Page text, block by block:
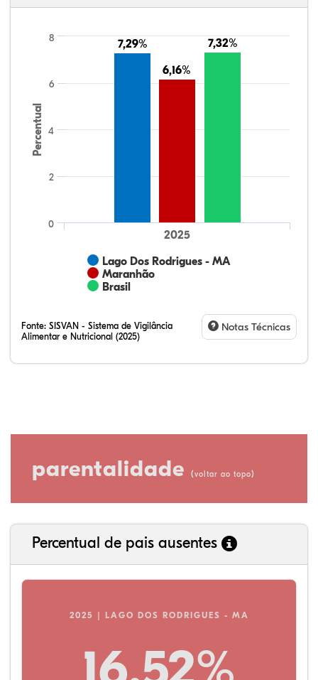
Percentual
7,29%
7,29%
6,16%
6,16%
7,32%
7,32%
Lago Dos Rodrigues - MA
Maranhão
Brasil
2025
0
2
4
6
8
Fonte: SISVAN - Sistema de Vigilância
Alimentar e Nutricional (2025)
Notas Técnicas
parentalidade (voltar ao topo)
Percentual de pais ausentes
2025 | LAGO DOS RODRIGUES - MA